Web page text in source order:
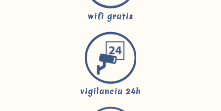
wifi gratis
vigilancia 24h